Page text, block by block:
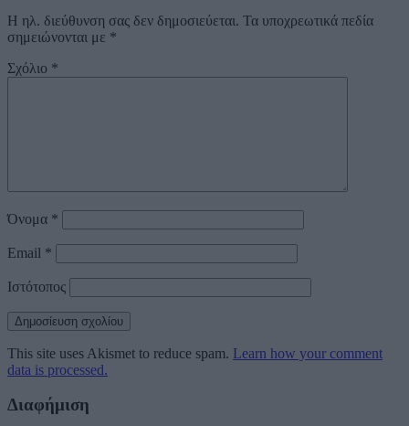
Η ηλ. διεύθυνση σας δεν δημοσιεύεται. Τα υποχρεωτικά πεδία
σημειώνονται με *
Σχόλιο *
Όνομα *
Email *
Ιστότοπος
This site uses Akismet to reduce spam. Learn how your comment
data is processed.
Διαφήμιση